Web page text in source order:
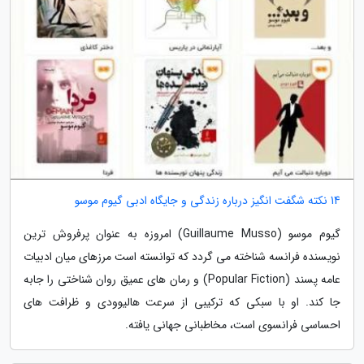
14 نکته شگفت انگیز درباره زندگی و جایگاه ادبی گیوم موسو
گیوم موسو (Guillaume Musso) امروزه به عنوان پرفروش ترین
نویسنده فرانسه شناخته می گردد که توانسته است مرزهای میان ادبیات
عامه پسند (Popular Fiction) و رمان های عمیق روان شناختی را جابه
جا کند. او با سبکی که ترکیبی از سرعت هالیوودی و ظرافت های
احساسی فرانسوی است، مخاطبانی جهانی یافته.